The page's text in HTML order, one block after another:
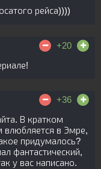
рейса))))
+20
+36
В кратком
влюбляется в Эмре,
придумалось?
фантастический,
у вас написано.